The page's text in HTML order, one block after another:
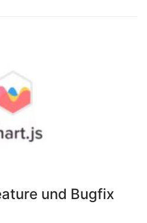
und Bugfix